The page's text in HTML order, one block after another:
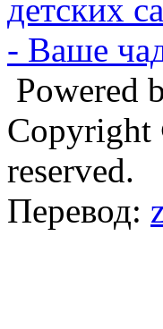
Powered
reserved.
Перевод: